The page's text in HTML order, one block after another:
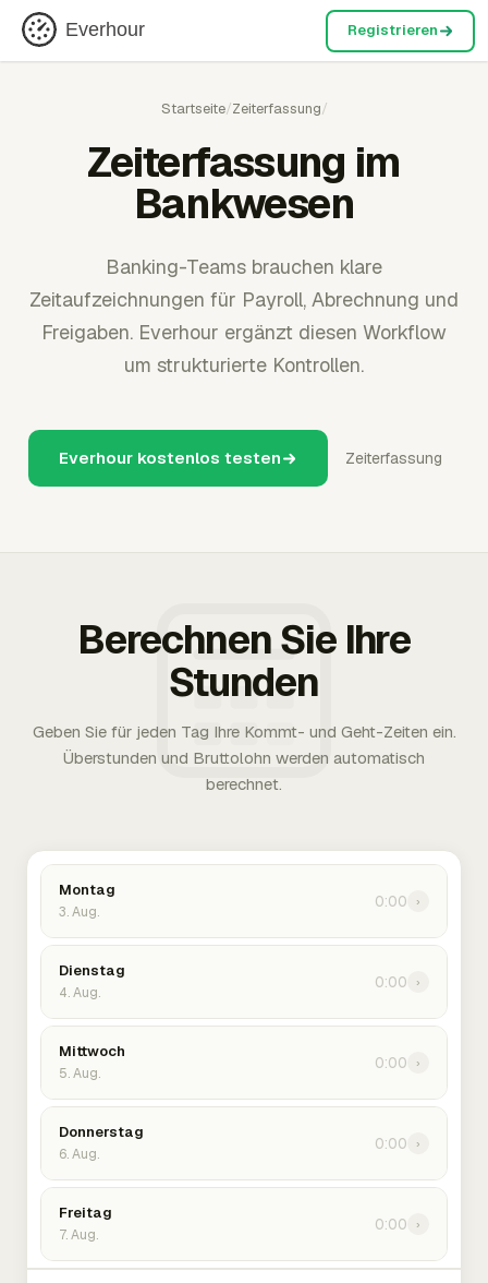
Everhour Registrieren
Startseite/Zeiterfassung/
Zeiterfassung im
Bankwesen
Banking-Teams brauchen klare
Zeitaufzeichnungen für Payroll, Abrechnung und
Freigaben. Everhour ergänzt diesen Workflow
um strukturierte Kontrollen.
Everhour kostenlos testen Zeiterfassung
Berechnen Sie Ihre
Stunden
Geben Sie für jeden Tag Ihre Kommt- und Geht-Zeiten ein.
Überstunden und Bruttolohn werden automatisch
berechnet.
Montag
3. Aug.
0:00 ›
Dienstag
4. Aug.
0:00 ›
Mittwoch
5. Aug.
0:00 ›
Donnerstag
6. Aug.
0:00 ›
Freitag
7. Aug.
0:00 ›